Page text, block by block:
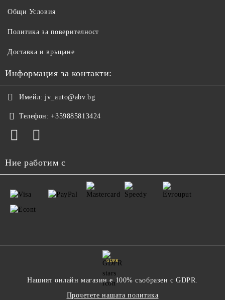
Общи Условия
Политика за поверителност
Доставка и връщане
Информация за контакти:
Имейл: jv_auto@abv.bg
Телефон: +359885813424
Ние работим с
GDPR
Нашият онлайн магазин е 100% съобразен с GDPR.
Прочетете нашата политика